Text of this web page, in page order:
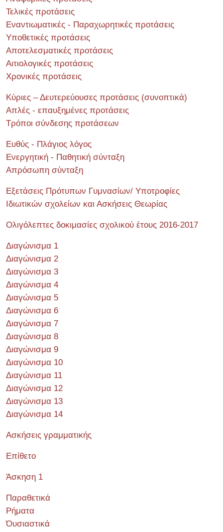
Τελικές προτάσεις
Εναντιωματικές - Παραχωρητικές προτάσεις
Υποθετικές προτάσεις
Αποτελεσματικές προτάσεις
Αιτιολογικές προτάσεις
Χρονικές προτάσεις
Κύριες – Δευτερεύουσες προτάσεις (συνοπτικά)
Απλές - επαυξημένες προτάσεις
Τρόποι σύνδεσης προτάσεων
Ευθύς - Πλάγιος λόγος
Ενεργητική - Παθητική σύνταξη
Απρόσωπη σύνταξη
Εξετάσεις Πρότυπων Γυμνασίων/ Υποτροφίες
Ιδιωτικών σχολείων και Ασκήσεις Θεωρίας
Ολιγόλεπτες δοκιμασίες σχολικού έτους 2016-2017
Διαγώνισμα 1
Διαγώνισμα 2
Διαγώνισμα 3
Διαγώνισμα 4
Διαγώνισμα 5
Διαγώνισμα 6
Διαγώνισμα 7
Διαγώνισμα 8
Διαγώνισμα 9
Διαγώνισμα 10
Διαγώνισμα 11
Διαγώνισμα 12
Διαγώνισμα 13
Διαγώνισμα 14
Ασκήσεις γραμματικής
Επίθετο
Άσκηση 1
Παραθετικά
Ρήματα
Όυσιαστικά